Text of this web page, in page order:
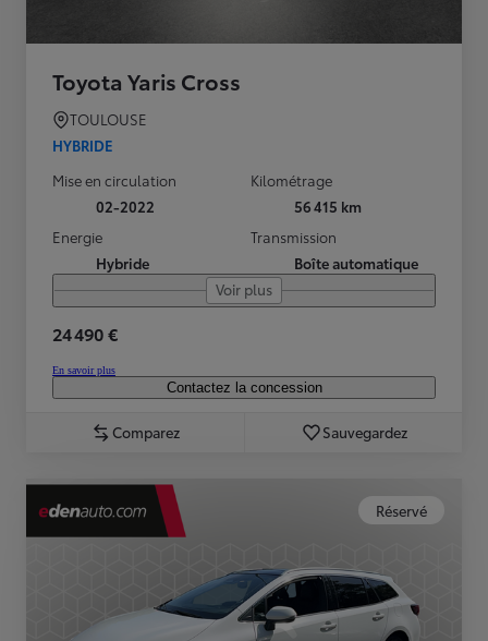
Toyota Yaris Cross
TOULOUSE
HYBRIDE
Mise en circulation
02-2022
Kilométrage
56 415 km
Energie
Hybride
Transmission
Boîte automatique
Voir plus
24 490 €
En savoir plus
Contactez la concession
Comparez Sauvegardez
Réservé